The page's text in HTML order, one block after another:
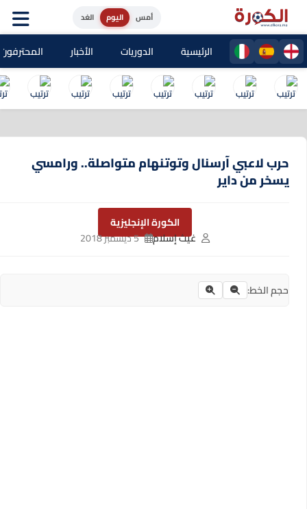
اليوم الغد
الرئيسية الدوريات الأخبار المحترفون
حرب لاعبي آرسنال وتوتنهام متواصلة.. ورامسي
يسخر من داير
الكورة الإنجليزية
غيث إسلام
5 ديسمبر 2018
حجم الخط: